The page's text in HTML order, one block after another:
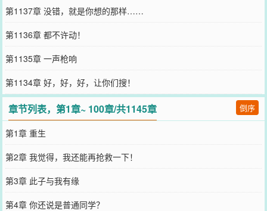
第1137章 没错，就是你想的那样……
第1136章 都不许动！
第1135章 一声枪响
第1134章 好，好，好，让你们搜！
章节列表，第1章~ 100章/共1145章 倒序
第1章 重生
第2章 我觉得，我还能再抢救一下！
第3章 此子与我有缘
第4章 你还说是普通同学？